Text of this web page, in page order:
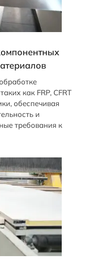
как FRP, CFRT
обеспечивая
и
требования к